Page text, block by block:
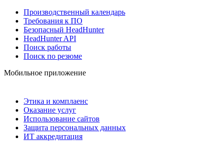
Производственный календарь
Требования к ПО
Безопасный HeadHunter
HeadHunter API
Поиск работы
Поиск по резюме
Мобильное приложение
Этика и комплаенс
Оказание услуг
Использование сайтов
Защита персональных данных
ИТ аккредитация